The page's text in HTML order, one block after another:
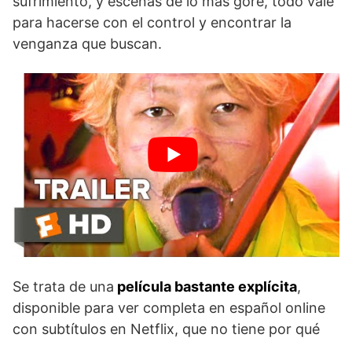
para hacerse con el control y encontrar la
venganza que buscan.
Se trata de una película bastante explícita,
disponible para ver completa en español online
con subtítulos en Netflix, que no tiene por qué